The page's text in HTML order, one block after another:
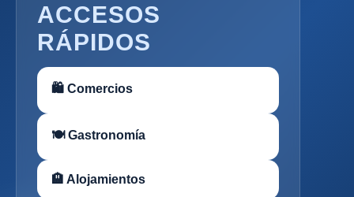
ACCESOS
RÁPIDOS
🛍 Comercios
🍽 Gastronomía
🏨 Alojamientos